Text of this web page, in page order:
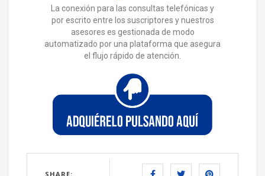
La conexión para las consultas telefónicas y
por escrito entre los suscriptores y nuestros
asesores es gestionada de modo
automatizado por una plataforma que asegura
el flujo rápido de atención.
SHARE: